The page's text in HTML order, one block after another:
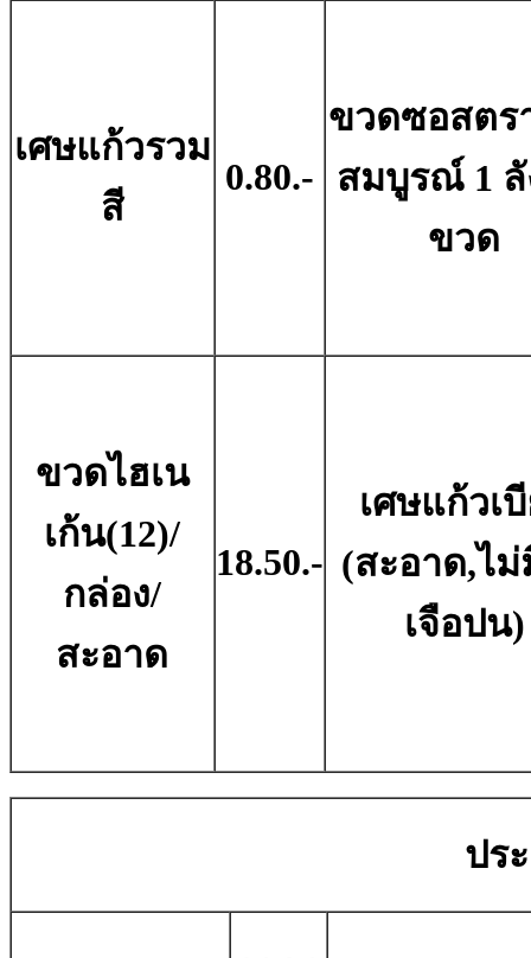
เศษแก้วรวม
สี
0.80.-
ขวดซอสตร
สมบูรณ์ 1 ลั
ขวด
ขวดไฮเน
เก้น(12)/
กล่อง/
สะอาด
18.50.-
เศษแก้วเ
(สะอาด,ไม่
เจือปน)
ปร